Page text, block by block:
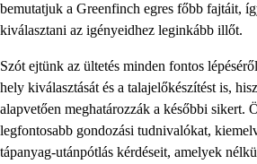
bemutatjuk a Greenfinch egres főbb fajtáit,
kiválasztani az igényeidhez leginkább illőt.
Szót ejtünk az ültetés minden fontos
hely kiválasztását és a talajelőkészítést is,
alapvetően meghatározzák a későbbi sikert.
legfontosabb gondozási tudnivalókat,
tápanyag-utánpótlás kérdéseit, amelyek